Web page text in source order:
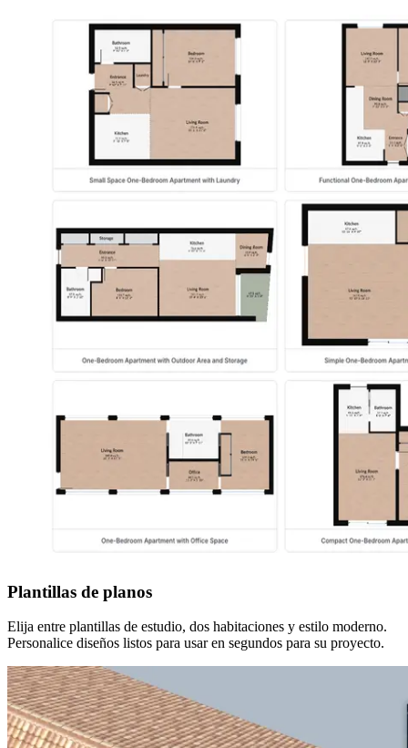
Plantillas de planos
Elija entre plantillas de estudio, dos habitaciones y estilo moderno.
Personalice diseños listos para usar en segundos para su proyecto.